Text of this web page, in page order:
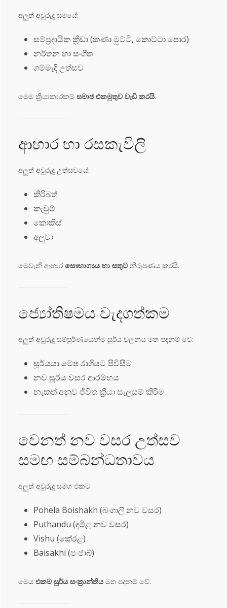
අලුත් අවුරුදු සමයේ:
සම්ප්‍රදායික ක්‍රීඩා (කණා මුට්ටි, කොට්ටා පොර)
නර්තන හා සංගීත
ගම්මැදි උත්සව
මෙම ක්‍රියාකාරකම් සමාජ එකමුතුව වැඩි කරයි.
ආහාර හා රසකැවිලි
අලුත් අවුරුදු උත්සවයේ:
කිරිබත්
කැවුම්
කොකිස්
අලුවා
මෙවැනි ආහාර සෞභාග්‍යය හා සතුට නිරූපණය කරයි.
ජ්‍යෝතිෂමය වැදගත්කම
අලුත් අවුරුදු සම්පූර්ණයෙන්ම සූර්ය චලනය මත පදනම් වේ:
සූර්යයා මේෂ රාශියට පිවිසීම
නව සූර්ය වසර ආරම්භය
නැකත් අනුව ජීවිත ක්‍රියා සැලසුම් කිරීම
වෙනත් නව වසර උත්සව
සමඟ සම්බන්ධතාවය
අලුත් අවුරුදු සමග එකට:
Pohela Boishakh (බංගාලි නව වසර)
Puthandu (දමිළ නව වසර)
Vishu (කේරළ)
Baisakhi (පංජාබ්)
මෙය එකම සූර්ය සංක්‍රාන්තිය මත පදනම් වේ.